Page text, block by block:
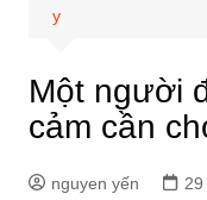
y
Một người
cảm cần
nguyen yến